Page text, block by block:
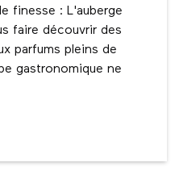
finesse : L'auberge
faire découvrir des
parfums pleins de
gastronomique ne